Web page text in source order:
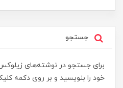
جستجو
برای جستجو در نوشته‌های
خود را بنویسید و بر روی دکمه